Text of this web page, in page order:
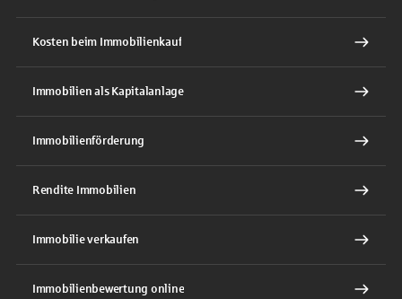
Kosten beim Immobilienkauf
Immobilien als Kapitalanlage
Immobilienförderung
Rendite Immobilien
Immobilie verkaufen
Immobilienbewertung online